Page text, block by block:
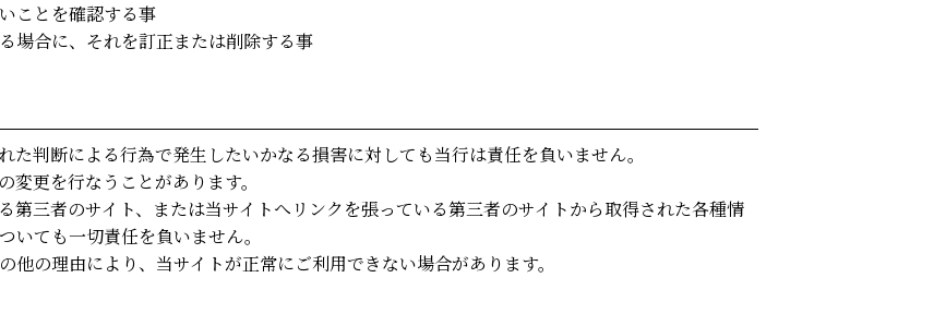
ことを確認する事
場合に、それを訂正または削除する事
た判断による行為で発生したいかなる損害に対しても当行は責任を負いません。
更を行なうことがあります。
第三者のサイト、または当サイトへリンクを張っている第三者のサイトから取得された各種情
いても一切責任を負いません。
の理由により、当サイトが正常にご利用できない場合があります。